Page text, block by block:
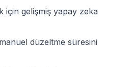
için gelişmiş yapay zeka
düzeltme süresini